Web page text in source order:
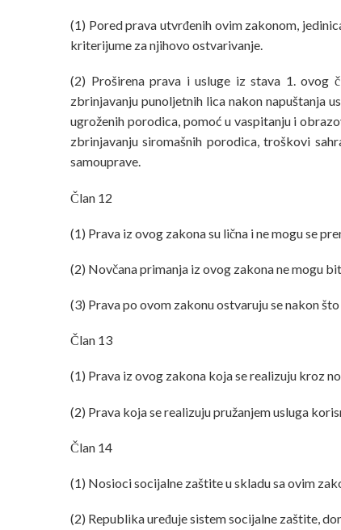
(1) Pored prava utvrđenih ovim zakonom,
kriterijume za njihovo ostvarivanje.
(2) Proširena prava i usluge iz stava 1. ovog
zbrinjavanju punoljetnih lica nakon napuštanja
ugroženih porodica, pomoć u vaspitanju i
zbrinjavanju siromašnih porodica, troškovi
samouprave.
Član 12
(1) Prava iz ovog zakona su lična i ne mogu se
(2) Novčana primanja iz ovog zakona ne mogu
(3) Prava po ovom zakonu ostvaruju se nakon
Član 13
(1) Prava iz ovog zakona koja se realizuju kroz
(2) Prava koja se realizuju pružanjem usluga
Član 14
(1) Nosioci socijalne zaštite u skladu sa ovim
(2) Republika uređuje sistem socijalne zaštite,